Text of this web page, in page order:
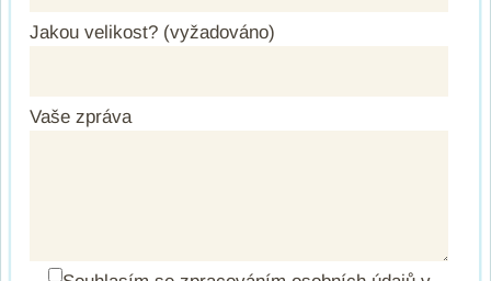
Jakou velikost? (vyžadováno)
Vaše zpráva